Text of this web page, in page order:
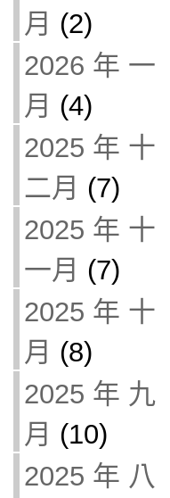
月 (2)
2026 年 一
月 (4)
2025 年 十
二月 (7)
2025 年 十
一月 (7)
2025 年 十
月 (8)
2025 年 九
月 (10)
2025 年 八